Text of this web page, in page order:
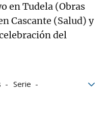
en Tudela (Obras
Cascante (Salud) y
del
Serie